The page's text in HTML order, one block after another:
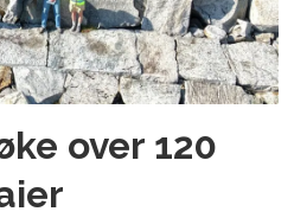
over 120